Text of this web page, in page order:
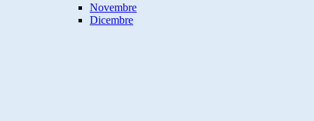
Novembre
Dicembre